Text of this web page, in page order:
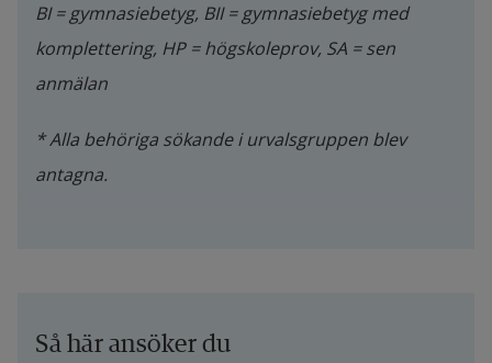
BI = gymnasiebetyg, BII = gymnasiebetyg med
komplettering, HP = högskoleprov, SA = sen
anmälan
* Alla behöriga sökande i urvalsgruppen blev
antagna.
Så här ansöker du